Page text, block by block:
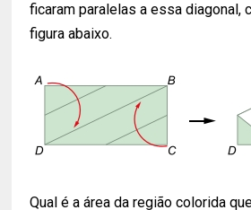
ficaram paralelas a essa diagonal,
figura abaixo.
Qual é a área da região colorida